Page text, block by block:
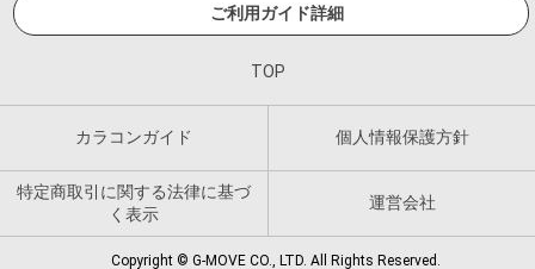
ご利用ガイド詳細
TOP
カラコンガイド 個人情報保護方針
特定商取引に関する法律に基づ
く表示
運営会社
Copyright © G-MOVE CO., LTD. All Rights Reserved.